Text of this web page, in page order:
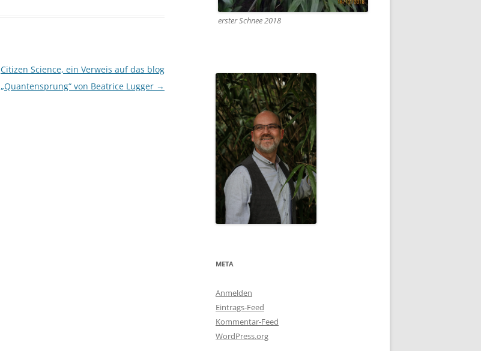
Citizen Science, ein Verweis auf das blog
„Quantensprung“ von Beatrice Lugger →
erster Schnee 2018
META
Anmelden
Eintrags-Feed
Kommentar-Feed
WordPress.org